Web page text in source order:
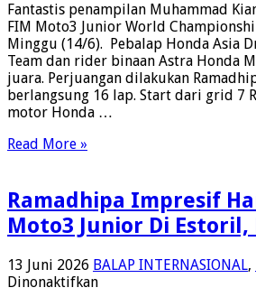
Ramadhipa
Juara
FIM
Moto3
Junior
Di
Estoril
Fantastis penampilan Muhammad
FIM Moto3 Junior World
Minggu (14/6). Pebalap Honda Asia
Team dan rider binaan Astra Honda
juara. Perjuangan dilakukan
berlangsung 16 lap. Start dari grid 7
motor Honda …
Read More »
Ramadhipa Impresif
Moto3 Junior Di
13 Juni 2026 BALAP INTERNASIONAL,
Dinonaktifkanpada